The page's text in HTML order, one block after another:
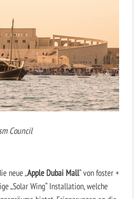
Council
neue „Apple Dubai Mall“ von foster +
„Solar Wing“ Installation, welche